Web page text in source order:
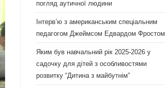
погляд аутичної людини
Інтерв’ю з американським спеціальним
педагогом Джеймсом Едвардом Фростом
Яким був навчальний рік 2025-2026 у
садочку для дітей з особливостями
розвитку “Дитина з майбутнім”